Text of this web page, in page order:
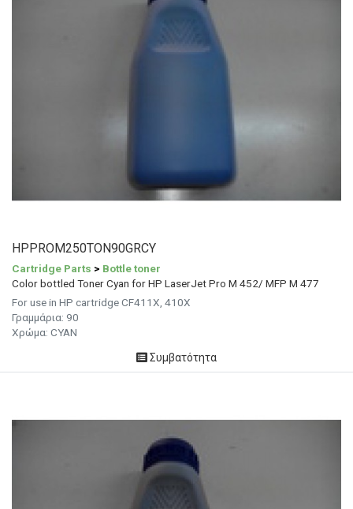
HPPROM250TON90GRCY
Cartridge Parts > Bottle toner
Color bottled Toner Cyan for HP LaserJet Pro M 452/ MFP M 477
For use in HP cartridge CF411X, 410X
Γραμμάρια: 90
Χρώμα: CYAN
Συμβατότητα